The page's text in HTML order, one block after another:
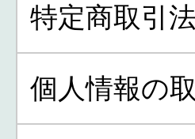
特定商取引
個人情報の